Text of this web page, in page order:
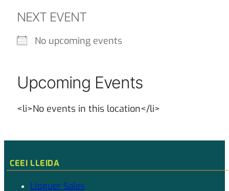
NEXT EVENT
No upcoming events
Upcoming Events
<li>No events in this location</li>
CEEI LLEIDA
Lloguer Sales